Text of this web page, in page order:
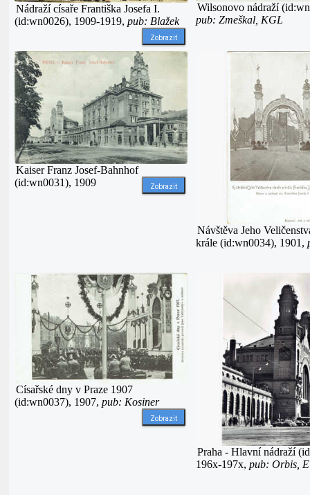
Nádraží císaře Františka Josefa I.
(id:wn0026), 1909-1919, pub: Blažek
Zobrazit
Wilsonovo nádraží
pub: Zmeškal, KGL
Kaiser Franz Josef-Bahnhof
(id:wn0031), 1909
Zobrazit
Návštěva Jeho
krále (id:wn0034), 1901,
Císařské dny v Praze 1907
(id:wn0037), 1907, pub: Kosiner
Zobrazit
Praha - Hlavní nádraží
196x-197x, pub: Orbis,